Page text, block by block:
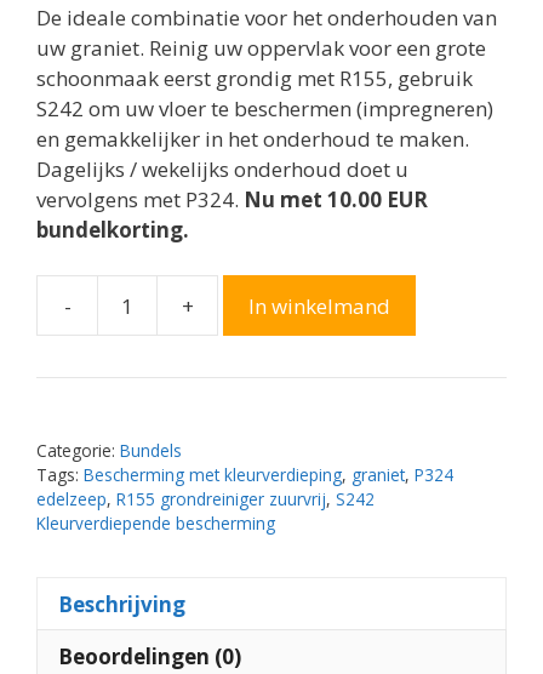
was:
€82,80.
is:
€72,80.
De ideale combinatie voor het onderhouden van
uw graniet. Reinig uw oppervlak voor een grote
schoonmaak eerst grondig met R155, gebruik
S242 om uw vloer te beschermen (impregneren)
en gemakkelijker in het onderhoud te maken.
Dagelijks / wekelijks onderhoud doet u
vervolgens met P324. Nu met 10.00 EUR
bundelkorting.
-
Graniet
met
+ In winkelmand
Categorie: Bundels
Tags: Bescherming met kleurverdieping, graniet, P324
edelzeep, R155 grondreiniger zuurvrij, S242
Kleurverdiepende bescherming
Beschrijving
Beoordelingen (0)